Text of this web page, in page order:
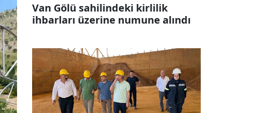
Van Gölü sahilindeki kirlilik
ihbarları üzerine numune alındı